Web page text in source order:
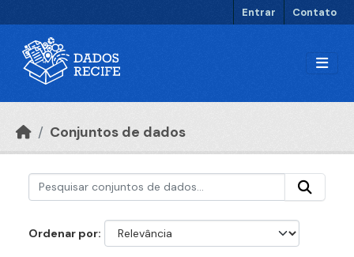
Entrar Contato
Conjuntos de dados
Ordenar por